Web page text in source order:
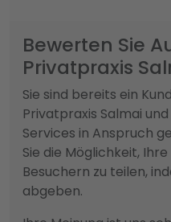
Bewerten Sie
Privatpraxis
Sie sind bereits ein
Privatpraxis Salmai
Services in Anspruch
Sie die Möglichkeit,
Besuchern zu teilen,
abgeben.